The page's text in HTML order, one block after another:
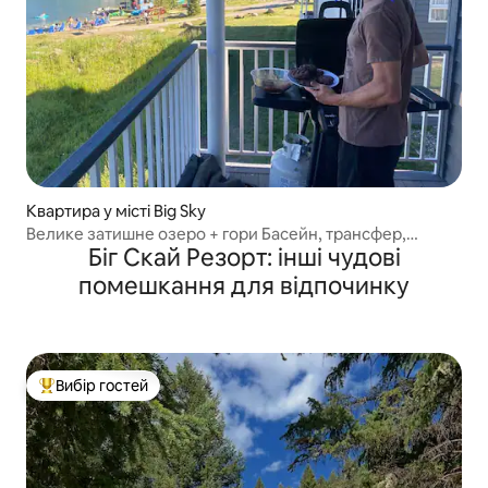
Квартира у місті Big Sky
Велике затишне озеро + гори Басейн, трансфер,
барбекю, балкон
Біг Скай Резорт: інші чудові
помешкання для відпочинку
Топ вибір гостей
Вибір гостей